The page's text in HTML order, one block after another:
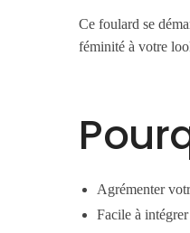
Ce foulard se
féminité à votre
Agrémenter
Facile à